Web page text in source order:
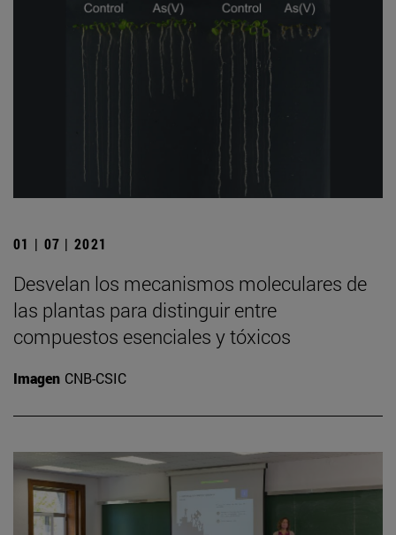
01 | 07 | 2021
Desvelan los mecanismos moleculares de
las plantas para distinguir entre
compuestos esenciales y tóxicos
Imagen CNB-CSIC